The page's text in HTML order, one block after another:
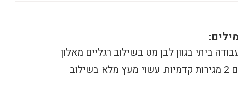
ביתי בגוון לבן מט בשילוב רגליים מאלון
טבעי עם 2 מגירות קדמיות. עשוי מעץ מלא בשילוב